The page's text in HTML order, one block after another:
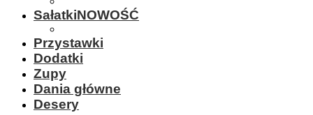
SałatkiNOWOŚĆ
Przystawki
Dodatki
Zupy
Dania główne
Desery